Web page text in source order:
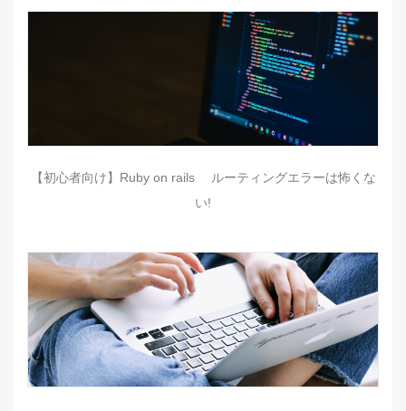
【初心者向け】Ruby on rails ルーティングエラーは怖くな
い!